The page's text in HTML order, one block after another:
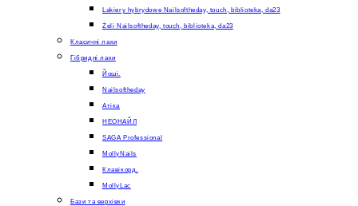
Lakiery hybrydowe Nailsoftheday, touch, biblioteka, da23
Żeli Nailsoftheday, touch, biblioteka, da23
Класичні лаки
Гібридні лаки
Йоші.
Nailsoftheday
Атіка
НЕОНАЙЛ
SAGA Professional
MollyNails
Клавікорд.
MollyLac
Бази та верхівки